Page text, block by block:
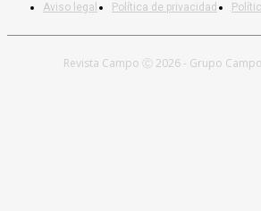
Aviso legal Política de privacidad
Revista Campo Ⓒ 2026 - Grupo